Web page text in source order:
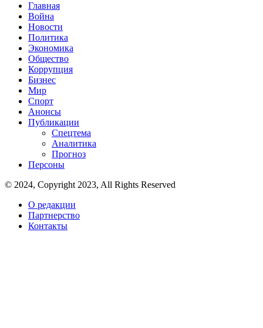
Главная
Война
Новости
Политика
Экономика
Общество
Коррупция
Бизнес
Мир
Спорт
Анонсы
Публикации
Спецтема
Аналитика
Прогноз
Персоны
© 2024, Copyright 2023, All Rights Reserved
О редакции
Партнерство
Контакты